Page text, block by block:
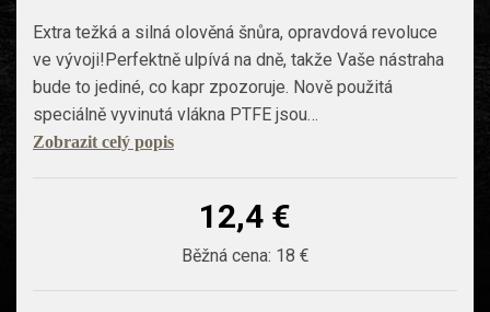
Extra težká a silná olověná šnůra, opravdová revoluce
ve vývoji!Perfektně ulpívá na dně, takže Vaše nástraha
bude to jediné, co kapr zpozoruje. Nově použitá
speciálně vyvinutá vlákna PTFE jsou…
Zobrazit celý popis
12,4 €
Běžná cena: 18 €